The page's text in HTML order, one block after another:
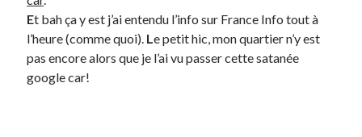
Municipales 2026 : Lyon, Métropole et Caluire, mon choix pour l’avenir
Explorez les Chemins Enchantés à Vélo : Aventures Familiales près de
Lyon !
Quel Lyonnais es-tu, Renaud Ducher ?
A quand une véritable place pour le vélo à Caluire dans la Métropole de
Et bah ça y est j’ai entendu l’info sur France Info tout à
l’heure (comme quoi). Le petit hic, mon quartier n’y est
pas encore alors que je l’ai vu passer cette satanée
google car!